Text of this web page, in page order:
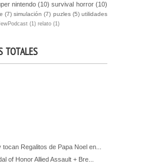
nintendo (10) survival horror (10)
(7) simulación (7) puzles (5) utilidades
(1) relato (1)
TOTALES
Regalitos de Papa Noel en...
of Honor Allied Assault + Bre...